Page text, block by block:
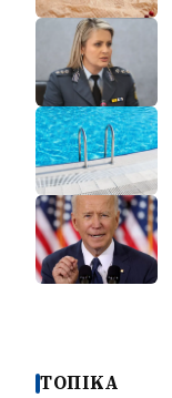
ΤΟΠΙΚΑ